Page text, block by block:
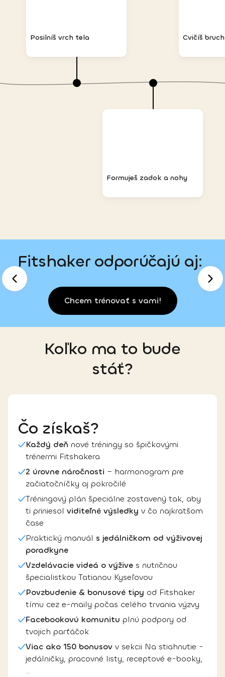
Posilníš vrch tela
Formuješ zadok a nohy
Cvičíš
Fitshaker odporúčajú aj:
Chcem trénovať s vami!
Koľko ma to bude
stáť?
Čo získaš?
Každý deň nové tréningy so špičkovými
trénermi Fitshakera
2 úrovne náročnosti – harmonogram pre
začiatočníčky aj pokročilé
Tréningový plán špeciálne zostavený tak, aby
ti priniesol viditeľné výsledky v čo najkratšom
čase
Praktický manuál s jedálničkom od výživovej
poradkyne
Vzdelávacie videá o výžive s nutričnou
špecialistkou Tatianou Kyseľovou
Povzbudenie & bonusové tipy od Fitshaker
tímu cez e-maily počas celého trvania výzvy
Facebookovú komunitu plnú podpory od
tvojich parťáčok
Viac ako 150 bonusov v sekcii Na stiahnutie -
jedálničky, pracovné listy, receptové e-booky,
...